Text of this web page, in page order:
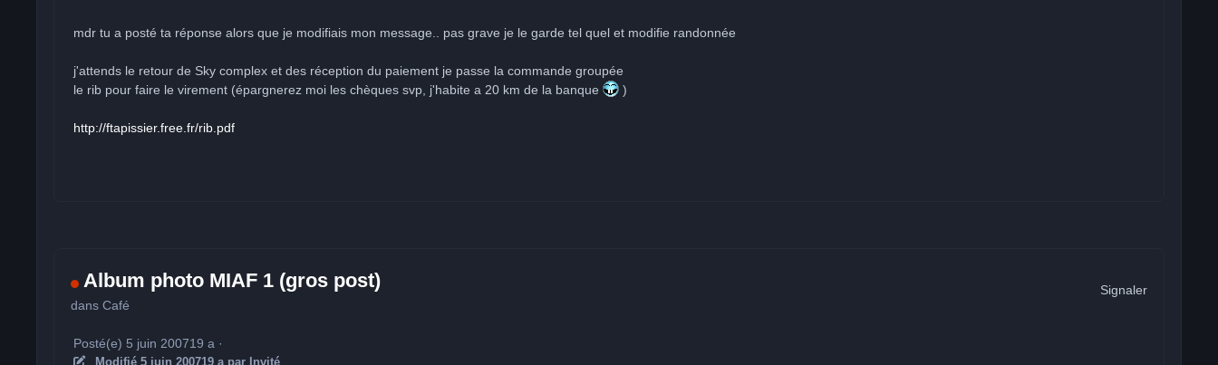
mdr tu a posté ta réponse alors que je modifiais mon message.. pas grave je le garde tel quel et modifie randonnée
j'attends le retour de Sky complex et des réception du paiement je passe la commande groupée
le rib pour faire le virement (épargnerez moi les chèques svp, j'habite a 20 km de la banque
)
http://ftapissier.free.fr/rib.pdf
Album photo MIAF 1 (gros post)
dansCafé
Signaler
Posté(e) 5 juin 200719 a ·
Modifié 5 juin 200719 apar Invité